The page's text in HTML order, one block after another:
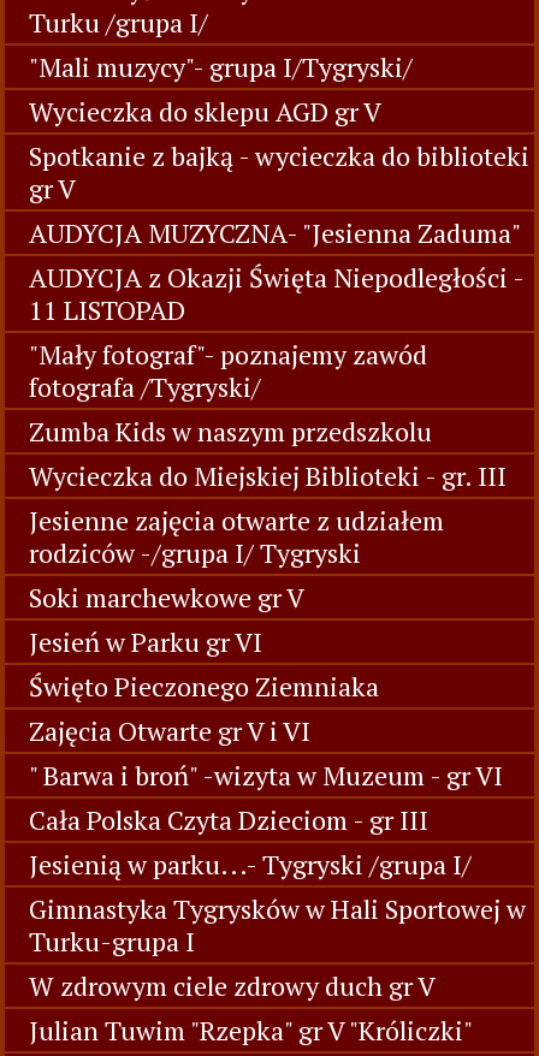
Turku /grupa I/
"Mali muzycy"- grupa I/Tygryski/
Wycieczka do sklepu AGD gr V
Spotkanie z bajką - wycieczka do biblioteki
gr V
AUDYCJA MUZYCZNA- "Jesienna Zaduma"
AUDYCJA z Okazji Święta Niepodległości -
11 LISTOPAD
"Mały fotograf"- poznajemy zawód
fotografa /Tygryski/
Zumba Kids w naszym przedszkolu
Wycieczka do Miejskiej Biblioteki - gr. III
Jesienne zajęcia otwarte z udziałem
rodziców -/grupa I/ Tygryski
Soki marchewkowe gr V
Jesień w Parku gr VI
Święto Pieczonego Ziemniaka
Zajęcia Otwarte gr V i VI
" Barwa i broń" -wizyta w Muzeum - gr VI
Cała Polska Czyta Dzieciom - gr III
Jesienią w parku...- Tygryski /grupa I/
Gimnastyka Tygrysków w Hali Sportowej w
Turku-grupa I
W zdrowym ciele zdrowy duch gr V
Julian Tuwim "Rzepka" gr V "Króliczki"